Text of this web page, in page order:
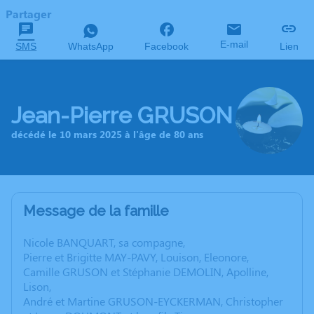
Partager
SMS WhatsApp Facebook E-mail Lien
Jean-Pierre GRUSON
décédé le 10 mars 2025 à l'âge de 80 ans
Message de la famille
Nicole BANQUART, sa compagne,
Pierre et Brigitte MAY-PAVY, Louison, Eleonore,
Camille GRUSON et Stéphanie DEMOLIN, Apolline,
Lison,
André et Martine GRUSON-EYCKERMAN, Christopher